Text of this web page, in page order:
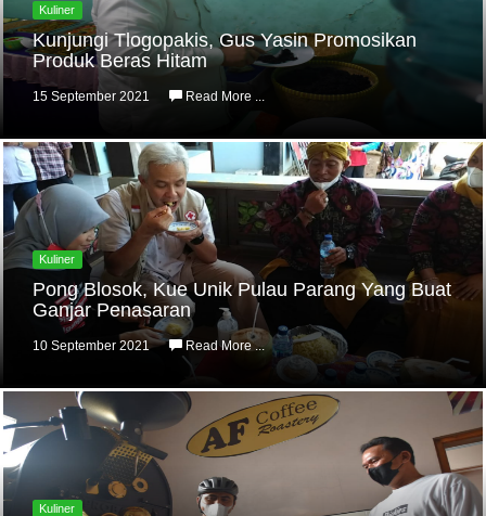
Kuliner
Kunjungi Tlogopakis, Gus Yasin Promosikan
Produk Beras Hitam
15 September 2021 Read More ...
Kuliner
Pong Blosok, Kue Unik Pulau Parang Yang Buat
Ganjar Penasaran
10 September 2021 Read More ...
Kuliner